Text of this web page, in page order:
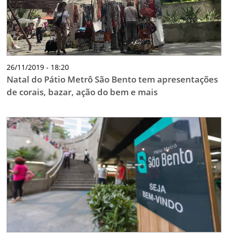
26/11/2019 - 18:20
Natal do Pátio Metrô São Bento tem apresentações
de corais, bazar, ação do bem e mais